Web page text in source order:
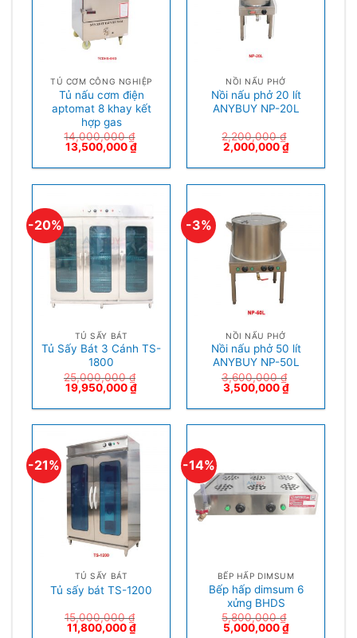
TỦ CƠM CÔNG NGHIỆP
Tủ nấu cơm điện
aptomat 8 khay kết
hợp gas
14,000,000₫
13,500,000₫
NỒI NẤU PHỞ
Nồi nấu phở 20 lít
ANYBUY NP-20L
2,200,000₫
2,000,000₫
-20%
TỦ SẤY BÁT
Tủ Sấy Bát 3 Cánh TS-
1800
25,000,000₫
19,950,000₫
-3%
NỒI NẤU PHỞ
Nồi nấu phở 50 lít
ANYBUY NP-50L
3,600,000₫
3,500,000₫
-21%
TỦ SẤY BÁT
Tủ sấy bát TS-1200
15,000,000₫
11,800,000₫
-14%
BẾP HẤP DIMSUM
Bếp hấp dimsum 6
xửng BHDS
5,800,000₫
5,000,000₫